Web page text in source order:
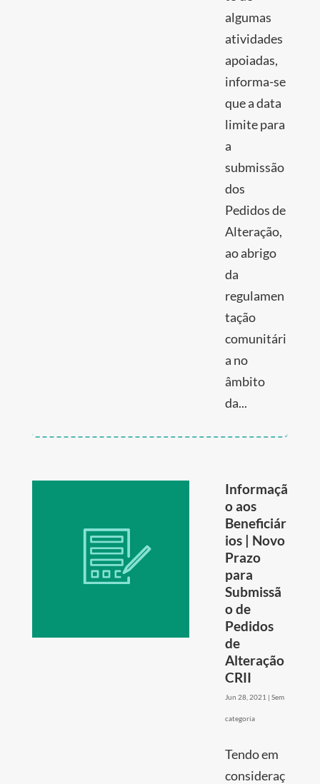
algumas
atividades
apoiadas,
informa-se
que a data
limite para
a
submissão
dos
Pedidos de
Alteração,
ao abrigo
da
regulamen
tação
comunitári
a no
âmbito
da...
Informaçã
o aos
Beneficiár
ios | Novo
Prazo
para
Submissã
o de
Pedidos
de
Alteração
CRII
Jun 28, 2021 | Sem
categoria
Tendo em
consideraç